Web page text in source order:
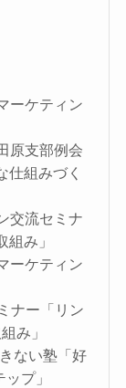
ーケティン
原支部例会
仕組みづく
交流セミナ
み」
ーケティン
ナー「リン
み」
ない塾「好
プ」